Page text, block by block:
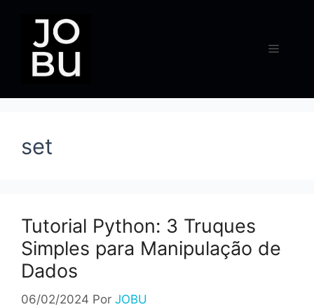
conteúdo
Menu
set
Tutorial Python: 3 Truques
Simples para Manipulação de
Dados
06/02/2024 Por JOBU